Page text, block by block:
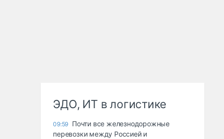
ЭДО, ИТ в логистике
09:59 Почти все железнодорожные
перевозки между Россией и